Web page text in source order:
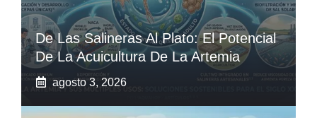
De Las Salineras Al Plato: El Potencial
De La Acuicultura De La Artemia
agosto 3, 2026